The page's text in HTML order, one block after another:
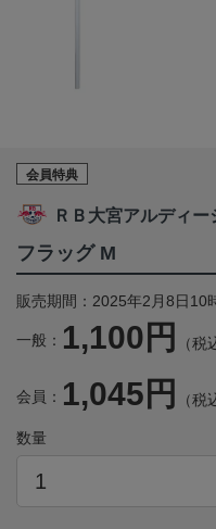
会員特典
ＲＢ大宮アルディー
フラッグ M
販売期間：2025年2月8日10
一般： 1,100円 （税
会員： 1,045円 （税
数量